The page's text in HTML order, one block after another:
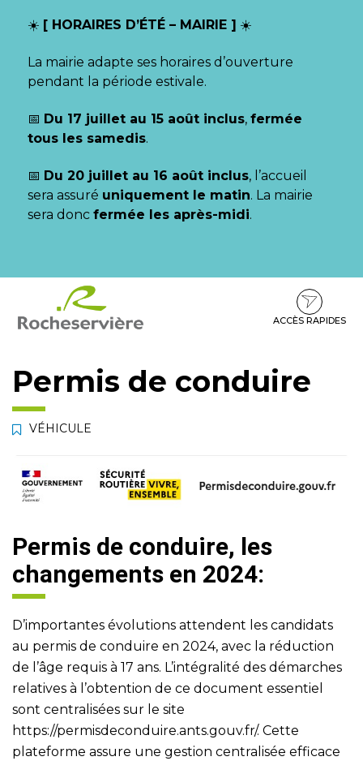
☀️ [ HORAIRES D’ÉTÉ – MAIRIE ] ☀️
La mairie adapte ses horaires d’ouverture
pendant la période estivale.
📅 Du 17 juillet au 15 août inclus, fermée
tous les samedis.
📅 Du 20 juillet au 16 août inclus, l’accueil
sera assuré uniquement le matin. La mairie
sera donc fermée les après-midi.
contenu
pied
ACCÈS RAPIDES
Permis de conduire
VÉHICULE
Permis de conduire, les
changements en 2024:
D’importantes évolutions attendent les candidats
au permis de conduire en 2024, avec la réduction
de l’âge requis à 17 ans. L’intégralité des démarches
relatives à l’obtention de ce document essentiel
sont centralisées sur le site
https://permisdeconduire.ants.gouv.fr/. Cette
plateforme assure une gestion centralisée efficace